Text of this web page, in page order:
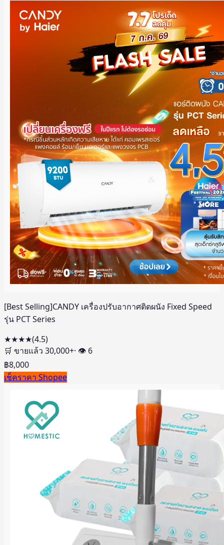
[Best Selling]CANDY เครื่องปรับอากาศติดผนัง Fixed Speed
รุ่น PCT Series
★★★★(4.5)
🛒 ขายแล้ว 30,000+· 👁 6
฿8,000
เช็คราคา Shopee